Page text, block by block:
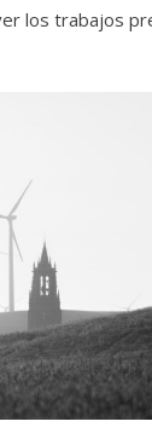
los trabajos